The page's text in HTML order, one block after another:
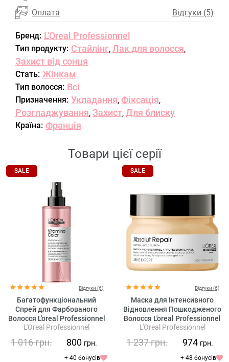
Оплата
Відгуки (5)
Бренд: L'Oreal Professionnel
Тип продукту: Стайлінг, Лак для волосся,
Захист від сонця
Стать: Жінкам
Тип волосся: Всі
Призначення: Укладання, Фіксація,
Розгладжування, Захист, Для блиску
Країна: Франція
Товари цієї серії
SALE
Відгуки (6)
Багатофункціональний
Спрей для Фарбованого
Волосся L'oreal Professionnel
Serie Expert Vitamino Color A-
L'Oreal Professionnel
1 016грн. 800 грн.
+ 40 бонусів
SALE
Відгуки (6)
Маска для Інтенсивного
Відновлення Пошкодженого
Волосся L'oreal Professionnel
Serie Expert Absolut Repair
L'Oreal Professionnel
1 237грн. 974 грн.
+ 48 бонусів